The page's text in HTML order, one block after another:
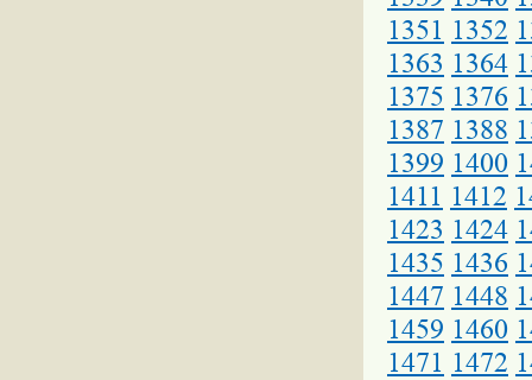
1351 1352
1363 1364
1375 1376
1387 1388
1399 1400
1411 1412
1423 1424
1435 1436
1447 1448
1459 1460
1471 1472